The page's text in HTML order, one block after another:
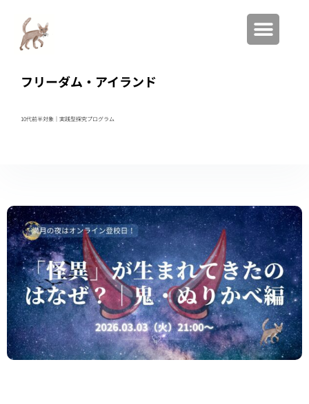
フリーダム・アイランド
10代前半対象｜実践型探究プログラム